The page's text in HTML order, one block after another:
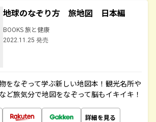
地球のなぞり方 旅地図 日本編
BOOKS 旅と健康
2022.11.25 発売
をなぞって学ぶ新しい地図本！観光名所や
ど旅気分で地図をなぞって脳もイキイキ！
詳細を見る